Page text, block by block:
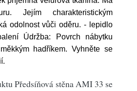
Jejím charakteristickým
odolnost vůči oděru. - lepidlo
Údržba: Povrch nábytku
hadříkem. Vyhněte se
Předsíňová stěna AMI 33 se